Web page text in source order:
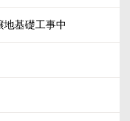
地基礎工事中